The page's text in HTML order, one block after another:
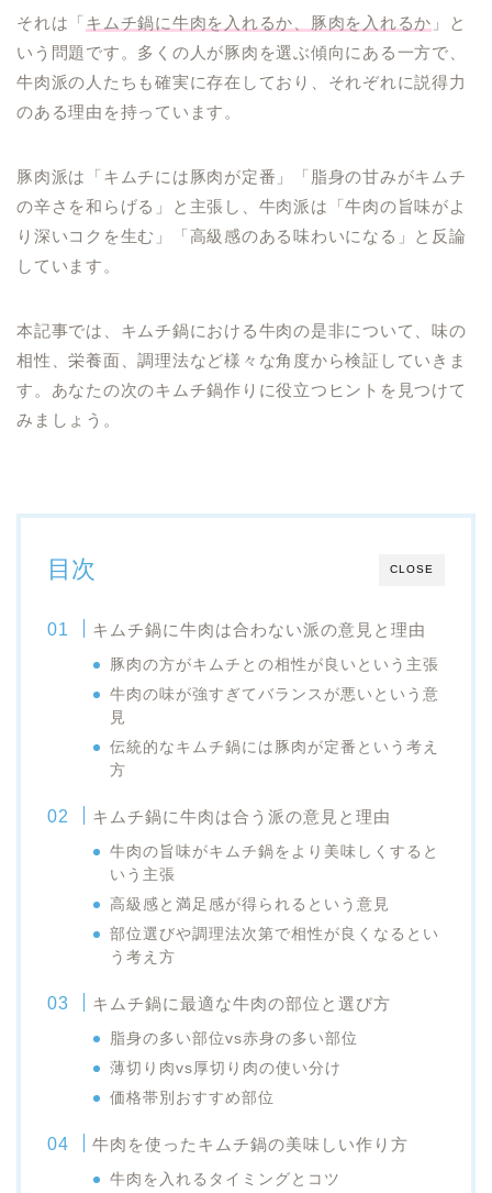
それは「キムチ鍋に牛肉を入れるか、豚肉を入れるか 」と
いう問題です。多くの人が豚肉を選ぶ傾向にある一方で、
牛肉派の人たちも確実に存在しており、それぞれに説得力
のある理由を持っています。
豚肉派は「キムチには豚肉が定番」「脂身の甘みがキムチ
の辛さを和らげる」と主張し、牛肉派は「牛肉の旨味がよ
り深いコクを生む」「高級感のある味わいになる」と反論
しています。
本記事では、キムチ鍋における牛肉の是非について、味の
相性、栄養面、調理法など様々な角度から検証していきま
す。あなたの次のキムチ鍋作りに役立つヒントを見つけて
みましょう。
CLOSE
目次
キムチ鍋に牛肉は合わない派の意見と理由
豚肉の方がキムチとの相性が良いという主張
牛肉の味が強すぎてバランスが悪いという意
見
伝統的なキムチ鍋には豚肉が定番という考え
方
キムチ鍋に牛肉は合う派の意見と理由
牛肉の旨味がキムチ鍋をより美味しくすると
いう主張
高級感と満足感が得られるという意見
部位選びや調理法次第で相性が良くなるとい
う考え方
キムチ鍋に最適な牛肉の部位と選び方
脂身の多い部位vs赤身の多い部位
薄切り肉vs厚切り肉の使い分け
価格帯別おすすめ部位
牛肉を使ったキムチ鍋の美味しい作り方
牛肉を入れるタイミングとコツ